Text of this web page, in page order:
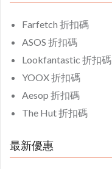
Farfetch 折扣碼
ASOS 折扣碼
Lookfantastic 折扣碼
YOOX 折扣碼
Aesop 折扣碼
The Hut 折扣碼
最新優惠